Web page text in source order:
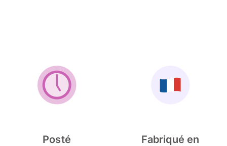
Posté
Fabriqué en